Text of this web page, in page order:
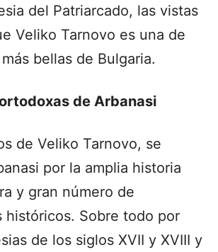
del Patriarcado, las vistas
Veliko Tarnovo es una de
bellas de Bulgaria.
de Arbanasi
de Veliko Tarnovo, se
por la amplia historia
y gran número de
históricos. Sobre todo por
de los siglos XVII y XVIII y